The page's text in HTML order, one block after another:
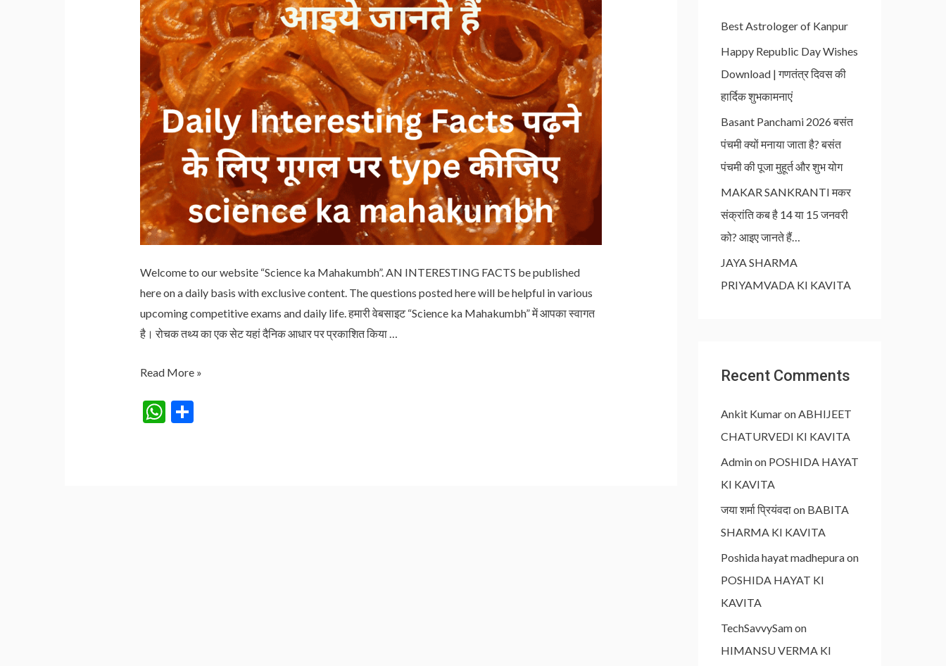
Welcome to our website “Science ka Mahakumbh”. AN INTERESTING FACTS be published
here on a daily basis with exclusive content. The questions posted here will be helpful in various
upcoming competitive exams and daily life. हमारी वेबसाइट “Science ka Mahakumbh” में आपका स्वागत
है। रोचक तथ्य का एक सेट यहां दैनिक आधार पर प्रकाशित किया …
भारत
राष्ट्रीय
Read More »
WS
Best Astrologer of Kanpur
Happy Republic Day Wishes
Download | गणतंत्र दिवस की
हार्दिक शुभकामनाएं
Basant Panchami 2026 बसंत
पंचमी क्यों मनाया जाता है? बसंत
पंचमी की पूजा मुहूर्त और शुभ योग
MAKAR SANKRANTI मकर
संक्रांति कब है 14 या 15 जनवरी
को? आइए जानते हैं…
JAYA SHARMA
PRIYAMVADA KI KAVITA
Recent Comments
Ankit KumaronABHIJEET
CHATURVEDI KI KAVITA
Adminon POSHIDA HAYAT
KI KAVITA
जया शर्मा प्रियंवदाon BABITA
SHARMA KI KAVITA
Poshida hayat madhepuraon
POSHIDA HAYAT KI
KAVITA
TechSavvySamon
HIMANSU VERMA KI